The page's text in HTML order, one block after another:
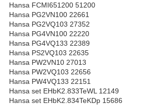
Hansa FCMI651200 51200
Hansa PG2VN100 22661
Hansa PG2VQ103 27352
Hansa PG4VN100 22220
Hansa PG4VQ133 22389
Hansa PS2VQ103 22635
Hansa PW2VN10 27013
Hansa PW2VQ103 22656
Hansa PW4VQ133 22151
Hansa set EHbK2.833TeWL 12149
Hansa set EHbK2.834TeKDp 15686